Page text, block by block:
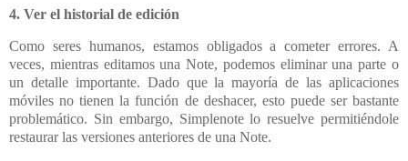
4. Ver el historial de edición
Como seres humanos, estamos obligados a cometer errores. A
veces, mientras editamos una Note, podemos eliminar una parte o
un detalle importante. Dado que la mayoría de las aplicaciones
móviles no tienen la función de deshacer, esto puede ser bastante
problemático. Sin embargo, Simplenote lo resuelve permitiéndole
restaurar las versiones anteriores de una Note.